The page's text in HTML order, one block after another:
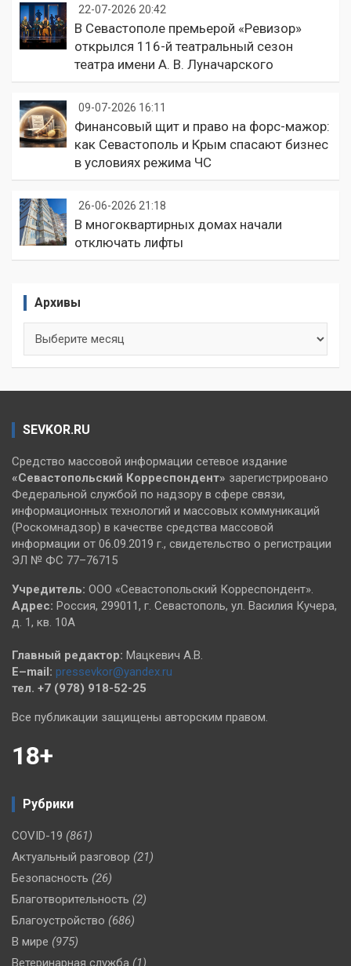
22-07-2026 20:42
В Севастополе премьерой «Ревизор»
открылся 116-й театральный сезон
театра имени А. В. Луначарского
09-07-2026 16:11
Финансовый щит и право на форс-мажор:
как Севастополь и Крым спасают бизнес
в условиях режима ЧС
26-06-2026 21:18
В многоквартирных домах начали
отключать лифты
Архивы
SEVKOR.RU
Средство массовой информации сетевое издание
«Севастопольский Корреспондент» зарегистрировано
Федеральной службой по надзору в сфере связи,
информационных технологий и массовых коммуникаций
(Роскомнадзор) в качестве средства массовой
информации от 06.09.2019 г., свидетельство о регистрации
ЭЛ № ФС 77–76715
Учредитель: ООО «Севастопольский Корреспондент».
Адрес: Россия, 299011, г. Севастополь, ул. Василия Кучера,
д. 1, кв. 10А
Главный редактор: Мацкевич А.В.
E–mail: pressevkor@yandex.ru
тел. +7 (978) 918-52-25
Все публикации защищены авторским правом.
18+
Рубрики
COVID-19 (861)
Актуальный разговор (21)
Безопасность (26)
Благотворительность (2)
Благоустройство (686)
В мире (975)
Ветеринарная служба (1)